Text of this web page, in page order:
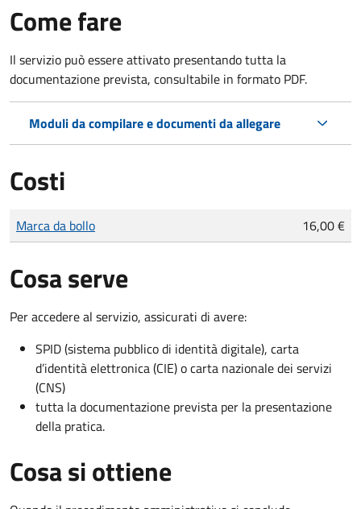
Come fare
Il servizio può essere attivato presentando tutta la
documentazione prevista, consultabile in formato PDF.
Moduli da compilare e documenti da allegare
Costi
Tipo di pagamento
Importo
Marca da bollo 16,00 €
Cosa serve
Per accedere al servizio, assicurati di avere:
SPID (sistema pubblico di identità digitale), carta
d’identità elettronica (CIE) o carta nazionale dei servizi
(CNS)
tutta la documentazione prevista per la presentazione
della pratica.
Cosa si ottiene